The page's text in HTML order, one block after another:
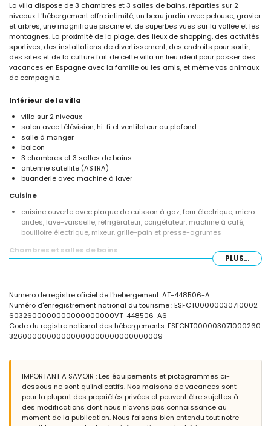
La villa dispose de 3 chambres et 3 salles de bains, réparties sur 2
niveaux. L'hébergement offre intimité, un beau jardin avec pelouse, gravier
et arbres, une magnifique piscine et de superbes vues sur la vallée et les
montagnes. La proximité de la plage, des lieux de shopping, des activités
sportives, des installations de divertissement, des endroits pour sortir,
des sites et de la culture fait de cette villa un lieu idéal pour passer des
vacances en Espagne avec la famille ou les amis, et même vos animaux
de compagnie.
Intérieur de la villa
villa sur 2 niveaux
salon avec télévision, hi-fi et ventilateur au plafond
salle à manger
balcon
3 chambres et 3 salles de bains
antenne satellite (ASTRA)
buanderie avec machine à laver
Cuisine
cuisine ouverte avec plaque de cuisson à gaz, four électrique, micro-
ondes, lave-vaisselle, réfrigérateur, congélateur, machine à café,
bouilloire électrique, mixeur, grille-pain et presse-agrumes
Chambres et salles de bains
chambre avec lit double, ventilateur et salle de bain en suite
salle de bain en suite avec lavabo simple, douche et toilette
2 salles de bains chacune avec lavabo simple, douche et toilette
Extérieur de la villa
terrain clos
profondeur
beau jardin avec pelouse, gravier, arbres et mobilier de jardin avec
transats
3 terrasses, dont 1 couverte
cuisine extérieure et barbecue
douche extérieure
coin salon extérieur et coin repas extérieur
PLUS...
Numero de registre oficiel de l'hebergement: AT-448506-A
Numéro d'enregistrement national du tourisme : ESFCTU0000030710002
6032600000000000000000VT-448506-A6
Code du registre national des hébergements: ESFCNT000003071000260
32600000000000000000000000000009
IMPORTANT A SAVOIR : Les équipements et pictogrammes ci-
dessous ne sont qu'indicatifs. Nos maisons de vacances sont
pour la plupart des propriétés privées et peuvent être sujettes à
des modifications dont nous n'avons pas connaissance au
moment de la publication. Nous faisons bien entendu tout notre